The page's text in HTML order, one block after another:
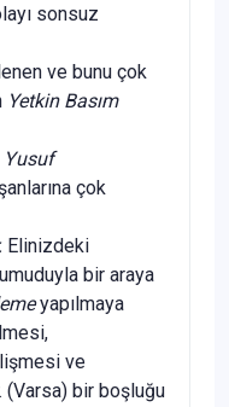
sonsuz
ve bunu çok
Yetkin Basım
Yusuf
çok
Elinizdeki
umuduyla bir araya
yapılmaya
ve
(Varsa) bir boşluğu